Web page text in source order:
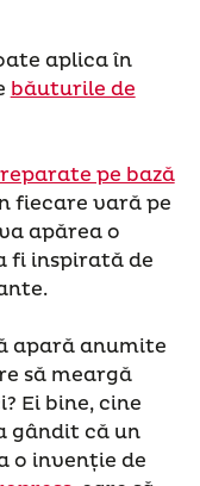
aplica în
băuturile de
pe bază
fiecare vară pe
apărea o
fi inspirată de
apară anumite
să meargă
Ei bine, cine
gândit că un
o invenție de